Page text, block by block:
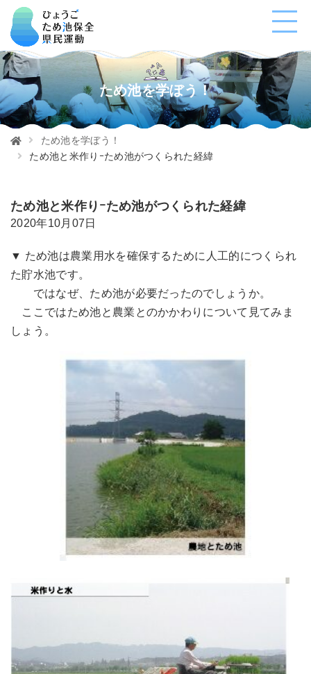
ため池を学ぼう！
ため池を学ぼう！
ため池と米作りｰため池がつくられた経緯
ため池と米作りｰため池がつくられた経緯
2020年10月07日
▼ ため池は農業用水を確保するために人工的につくられ
た貯水池です。
ではなぜ、ため池が必要だったのでしょうか。
ここではため池と農業とのかかわりについて見てみま
しょう。